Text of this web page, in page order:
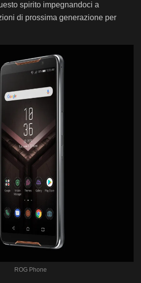
spirito impegnandoci a
di prossima generazione per
ROG Phone